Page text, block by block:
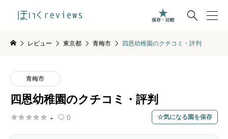

保存・比較
レビュー 東京都 青梅市 四恩幼稚園のクチコミ・評判
青梅市
四恩幼稚園のクチコミ・評判
 -  0 気になる園を保存